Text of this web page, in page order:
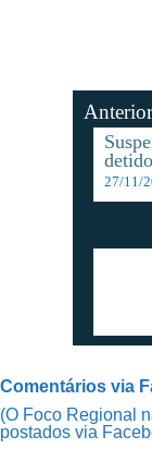
Anterior
27/11/
Comentários via
(O Foco Regional
postados via